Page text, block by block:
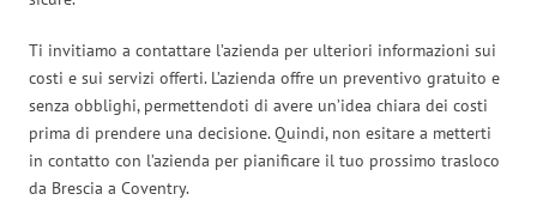
Ti invitiamo a contattare l’azienda per ulteriori informazioni sui
costi e sui servizi offerti. L’azienda offre un preventivo gratuito e
senza obblighi, permettendoti di avere un’idea chiara dei costi
prima di prendere una decisione. Quindi, non esitare a metterti
in contatto con l’azienda per pianificare il tuo prossimo trasloco
da Brescia a Coventry.